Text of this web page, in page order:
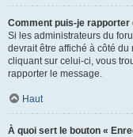
Comment puis-je
Si les administrateurs du
devrait être affiché à côté
cliquant sur celui-ci, vous
rapporter le message.
Haut
À quoi sert le bouton «